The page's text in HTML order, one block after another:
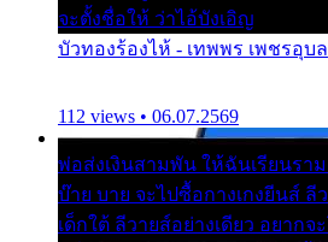
จะตั้งชื่อให้ ว่าไอ้บังเอิญ
บัวทองร้องไห้ - เทพพร เพชรอุบ
112 views • 06.07.2569
พ่อส่งเงินสามพัน ให้ฉันเรียนรา
บ๊าย บาย จะไปซื้อกางเกงยีนส์ ลี
เด็กใต้ ลีวายส์อย่างเดียว อยาก